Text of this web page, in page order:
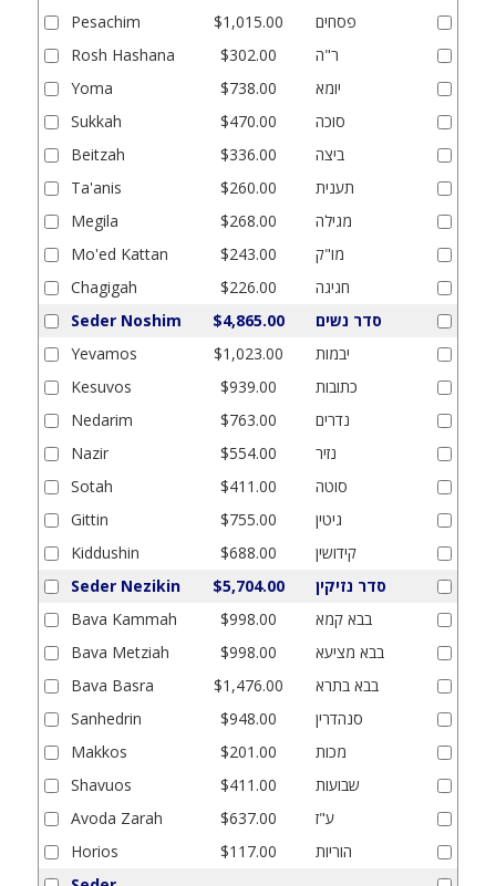
Pesachim
$1,015.00
פסחים
Rosh Hashana
$302.00
ר"ה
Yoma
$738.00
יומא
Sukkah
$470.00
סוכה
Beitzah
$336.00
ביצה
Ta'anis
$260.00
תענית
Megila
$268.00
מגילה
Mo'ed Kattan
$243.00
מו"ק
Chagigah
$226.00
חגיגה
Seder Noshim
$4,865.00
סדר נשים
Yevamos
$1,023.00
יבמות
Kesuvos
$939.00
כתובות
Nedarim
$763.00
נדרים
Nazir
$554.00
נזיר
Sotah
$411.00
סוטה
Gittin
$755.00
גיטין
Kiddushin
$688.00
קידושין
Seder Nezikin
$5,704.00
סדר נזיקין
Bava Kammah
$998.00
בבא קמא
Bava Metziah
$998.00
בבא מציעא
Bava Basra
$1,476.00
בבא בתרא
Sanhedrin
$948.00
סנהדרין
Makkos
$201.00
מכות
Shavuos
$411.00
שבועות
Avoda Zarah
$637.00
ע"ז
Horios
$117.00
הוריות